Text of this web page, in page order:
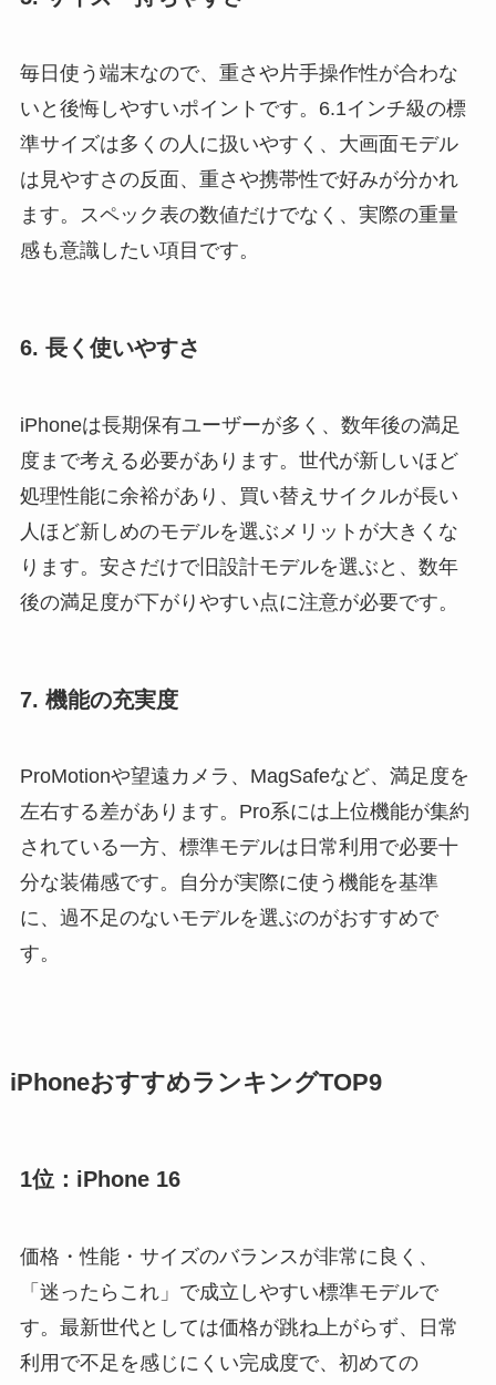
毎日使う端末なので、重さや片手操作性が合わな
いと後悔しやすいポイントです。6.1インチ級の標
準サイズは多くの人に扱いやすく、大画面モデル
は見やすさの反面、重さや携帯性で好みが分かれ
ます。スペック表の数値だけでなく、実際の重量
感も意識したい項目です。
6. 長く使いやすさ
iPhoneは長期保有ユーザーが多く、数年後の満足
度まで考える必要があります。世代が新しいほど
処理性能に余裕があり、買い替えサイクルが長い
人ほど新しめのモデルを選ぶメリットが大きくな
ります。安さだけで旧設計モデルを選ぶと、数年
後の満足度が下がりやすい点に注意が必要です。
7. 機能の充実度
ProMotionや望遠カメラ、MagSafeなど、満足度を
左右する差があります。Pro系には上位機能が集約
されている一方、標準モデルは日常利用で必要十
分な装備感です。自分が実際に使う機能を基準
に、過不足のないモデルを選ぶのがおすすめで
す。
iPhoneおすすめランキングTOP9
1位：iPhone 16
価格・性能・サイズのバランスが非常に良く、
「迷ったらこれ」で成立しやすい標準モデルで
す。最新世代としては価格が跳ね上がらず、日常
利用で不足を感じにくい完成度で、初めての